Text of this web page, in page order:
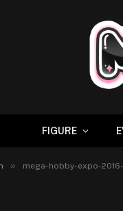
FIGURE
» mega-hobby-expo-